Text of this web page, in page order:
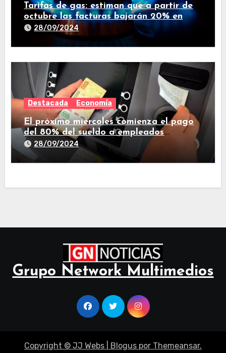
Tarifas de gas: estiman que a partir de
octubre las facturas bajarán 20% en
promedio
28/09/2024
Destacada Economía
El próximo miércoles comienza el pago
del 80% del sueldo a empleados
estatales de Tucumán
28/09/2024
Grupo Network Multimedios
Copyright © JJ Webs Blogus por Themeansar.